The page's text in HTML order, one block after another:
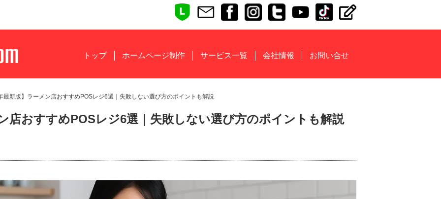
トップ ホームページ制作 サービス一覧 会社情報 お問い合せ
最新版】ラーメン店おすすめPOSレジ6選｜失敗しない選び方のポイントも解説
店おすすめPOSレジ6選｜失敗しない選び方のポイントも解説